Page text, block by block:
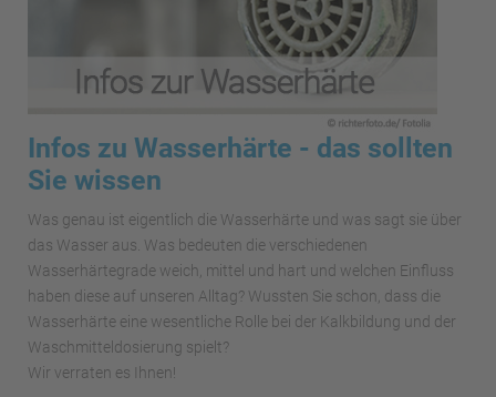
Infos zu Wasserhärte - das sollten
Sie wissen
Was genau ist eigentlich die Wasserhärte und was sagt sie über
das Wasser aus. Was bedeuten die verschiedenen
Wasserhärtegrade weich, mittel und hart und welchen Einfluss
haben diese auf unseren Alltag? Wussten Sie schon, dass die
Wasserhärte eine wesentliche Rolle bei der Kalkbildung und der
Waschmitteldosierung spielt?
Wir verraten es Ihnen!